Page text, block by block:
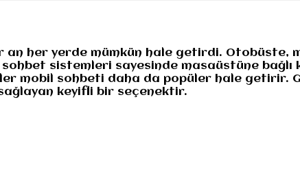
her yerde mümkün hale getirdi. Otobüste,
sistemleri sayesinde masaüstüne
mobil sohbeti daha da popüler hale getirir.
keyifli bir seçenektir.